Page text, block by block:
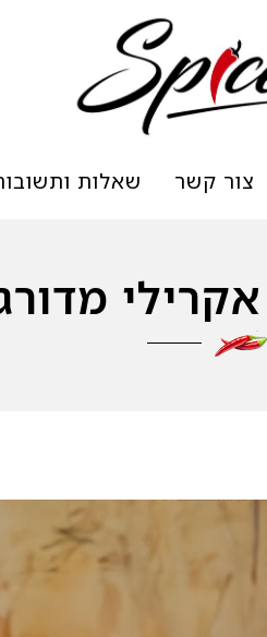
צור קשר שאלות